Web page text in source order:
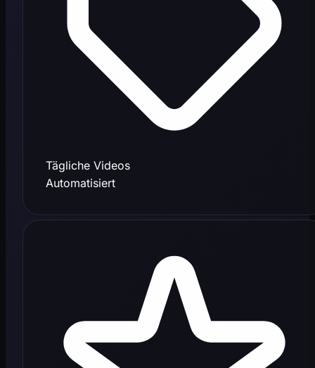
Tägliche Videos
Automatisiert